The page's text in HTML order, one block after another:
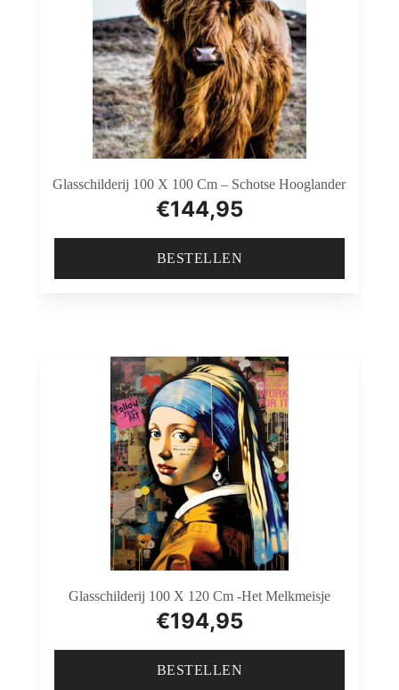
Glasschilderij 100 X 100 Cm – Schotse Hooglander
€144,95
BESTELLEN
Glasschilderij 100 X 120 Cm -Het Melkmeisje
€194,95
BESTELLEN